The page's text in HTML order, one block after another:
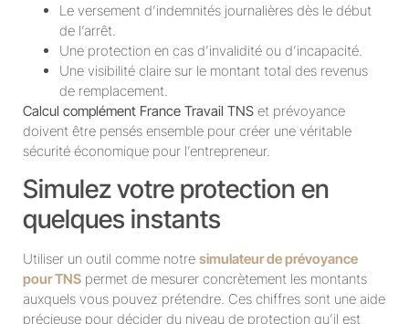
Le versement d’indemnités journalières dès le début
de l’arrêt.
Une protection en cas d’invalidité ou d’incapacité.
Une visibilité claire sur le montant total des revenus
de remplacement.
Calcul complément France Travail TNS et prévoyance
doivent être pensés ensemble pour créer une véritable
sécurité économique pour l’entrepreneur.
Simulez votre protection en
quelques instants
Utiliser un outil comme notre simulateur de prévoyance
pour TNS permet de mesurer concrètement les montants
auxquels vous pouvez prétendre. Ces chiffres sont une aide
précieuse pour décider du niveau de protection qu’il est